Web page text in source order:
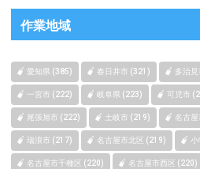
作業地域
愛知県 (385) 春日井市 (321) 多治
一宮市 (222) 岐阜県 (223) 可児市
尾張旭市 (222) 土岐市 (219) 名古
瑞浪市 (217) 名古屋市北区 (219) 小
名古屋市千種区 (220) 名古屋市西区 (220)